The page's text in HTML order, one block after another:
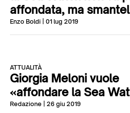
Contatti
affondata, ma
Enzo Boldi | 01 lug 2019
ATTUALITÀ
Giorgia Meloni vuole
«affondare la Sea
Redazione | 26 giu 2019